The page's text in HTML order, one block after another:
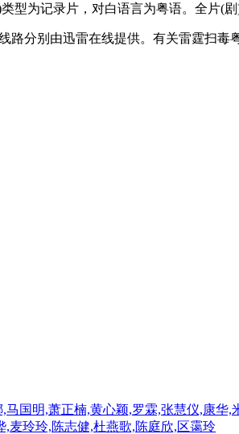
型为记录片，对白语言为粤语。全片(
路分别由迅雷在线提供。有关雷霆扫毒
国明,萧正楠,黄心颖,罗霖,张慧仪,康
麦玲玲,陈志健,杜燕歌,陈庭欣,区霭玲